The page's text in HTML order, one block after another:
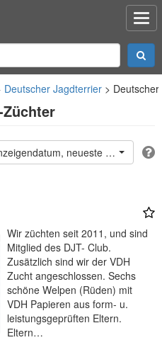
Deutscher Jagdterrier
neueste oben
Wir züchten seit 2011, und sind
Mitglied des DJT- Club.
Zusätzlich sind wir der VDH
Zucht angeschlossen. Sechs
schöne Welpen (Rüden) mit
VDH Papieren aus form- u.
leistungsgeprüften Eltern.
Eltern…